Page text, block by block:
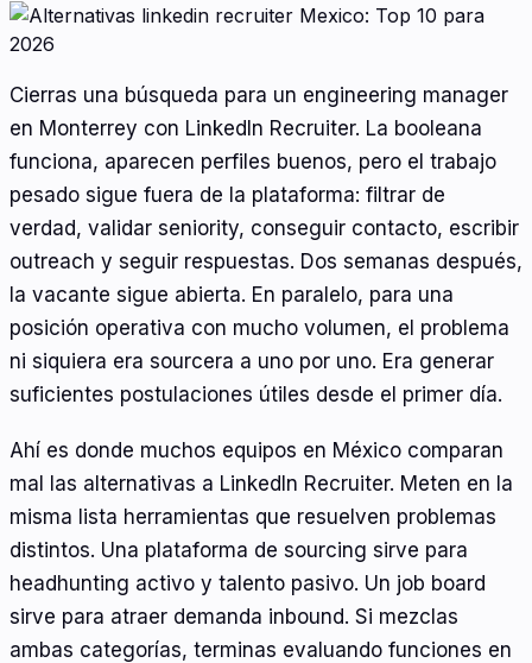
Cierras una búsqueda para un engineering manager
en Monterrey con LinkedIn Recruiter. La booleana
funciona, aparecen perfiles buenos, pero el trabajo
pesado sigue fuera de la plataforma: filtrar de
verdad, validar seniority, conseguir contacto, escribir
outreach y seguir respuestas. Dos semanas después,
la vacante sigue abierta. En paralelo, para una
posición operativa con mucho volumen, el problema
ni siquiera era sourcera a uno por uno. Era generar
suficientes postulaciones útiles desde el primer día.
Ahí es donde muchos equipos en México comparan
mal las alternativas a LinkedIn Recruiter. Meten en la
misma lista herramientas que resuelven problemas
distintos. Una plataforma de sourcing sirve para
headhunting activo y talento pasivo. Un job board
sirve para atraer demanda inbound. Si mezclas
ambas categorías, terminas evaluando funciones en